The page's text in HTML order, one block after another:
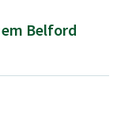
Belford